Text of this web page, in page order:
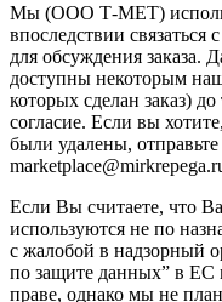
Мы (ООО Т-МЕТ)
впоследствии
для обсуждения заказа.
доступны некоторым
которых сделан заказ)
согласие. Если вы
были удалены,
Если Вы считаете, что
используются не по
с жалобой в надзорный
по защите данных” в ЕС
праве, однако мы не